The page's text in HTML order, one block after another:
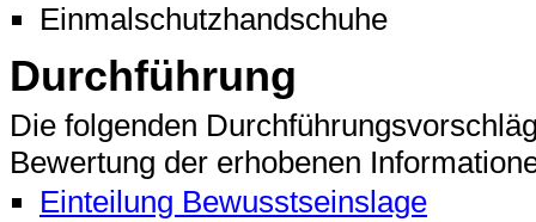
Einmalschutzhandschuhe
Durchführung
Die folgenden
Bewertung der erhobenen
Einteilung Bewusstseinslage